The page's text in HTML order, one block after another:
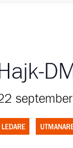
Hajk-DM
LEDARE